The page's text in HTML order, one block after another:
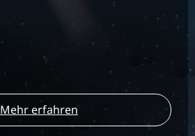
Mehr erfahren